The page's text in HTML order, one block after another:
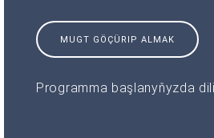
MUGT GÖÇÜRIP ALMAK
Programma başlanyňyzda